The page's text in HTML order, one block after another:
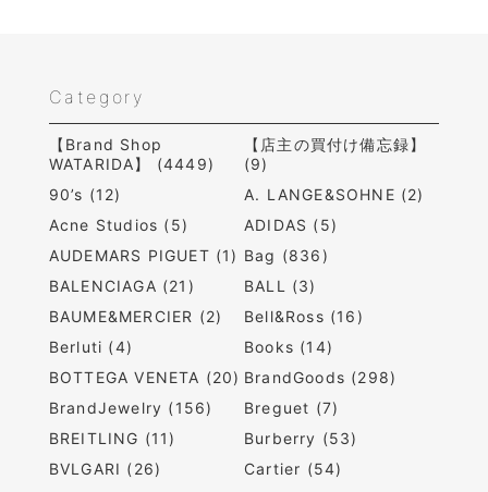
Category
【Brand Shop
WATARIDA】 (4449)
【店主の買付け備忘録】
(9)
90’s (12)
A. LANGE&SOHNE (2)
Acne Studios (5)
ADIDAS (5)
AUDEMARS PIGUET (1) Bag (836)
BALENCIAGA (21)
BALL (3)
BAUME&MERCIER (2)
Bell&Ross (16)
Berluti (4)
Books (14)
BOTTEGA VENETA (20) BrandGoods (298)
BrandJewelry (156)
Breguet (7)
BREITLING (11)
Burberry (53)
BVLGARI (26)
Cartier (54)